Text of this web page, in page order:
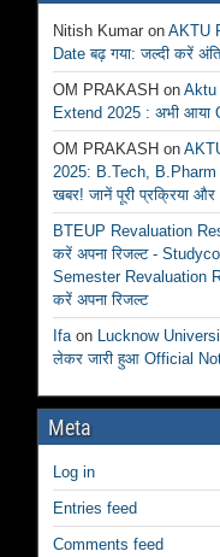
Nitish Kumaron AKTU
Date बढ़ गया: जल्दी करें
OM PRAKASH on Aktu
Extend 2025 : अभी आया
OM PRAKASH on
2025: B.Tech, B.Pharm
खबर! जानें पूरी प्रक्रिया और
BTEUP Revaluation
करें अपना रिजल्ट -
Semester Revaluation
करें अपना रिजल्ट
Ifaon Lucknow
लेकर जारी हुआ Official
Meta
Log in
Entries feed
Comments feed